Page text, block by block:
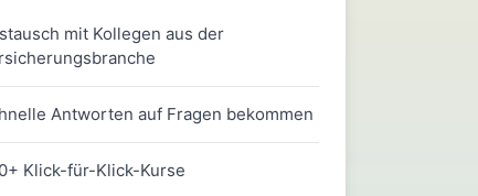
mit Kollegen aus der
Antworten auf Fragen bekommen
Klick-für-Klick-Kurse